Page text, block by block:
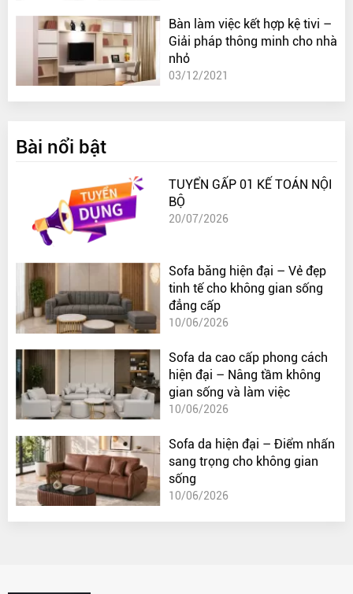
Bàn làm việc kết hợp kệ tivi –
Giải pháp thông minh cho nhà
nhỏ
03/12/2021
Bài nổi bật
TUYỂN GẤP 01 KẾ TOÁN NỘI
BỘ
20/07/2026
Sofa băng hiện đại – Vẻ đẹp
tinh tế cho không gian sống
đẳng cấp
10/06/2026
Sofa da cao cấp phong cách
hiện đại – Nâng tầm không
gian sống và làm việc
10/06/2026
Sofa da hiện đại – Điểm nhấn
sang trọng cho không gian
sống
10/06/2026